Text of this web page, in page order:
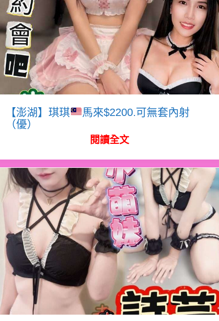
【澎湖】琪琪
馬來$2200.可無套內射
（優）
閱讀全文